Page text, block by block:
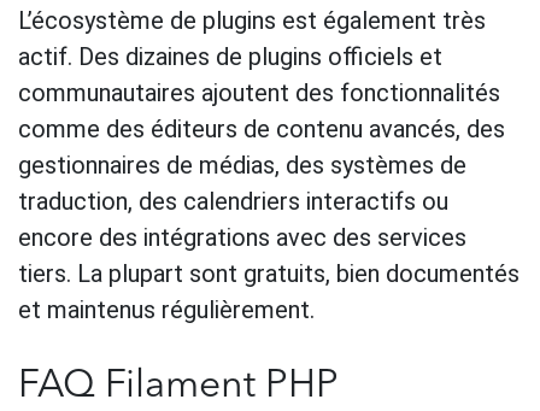
L’écosystème de plugins est également très
actif. Des dizaines de plugins officiels et
communautaires ajoutent des fonctionnalités
comme des éditeurs de contenu avancés, des
gestionnaires de médias, des systèmes de
traduction, des calendriers interactifs ou
encore des intégrations avec des services
tiers. La plupart sont gratuits, bien documentés
et maintenus régulièrement.
FAQ Filament PHP